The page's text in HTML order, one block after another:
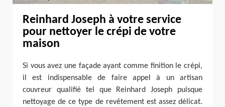
Reinhard Joseph à votre service
pour nettoyer le crépi de votre
maison
Si vous avez une façade ayant comme finition le crépi,
il est indispensable de faire appel à un artisan
couvreur qualifié tel que Reinhard Joseph puisque
nettoyage de ce type de revêtement est assez délicat.